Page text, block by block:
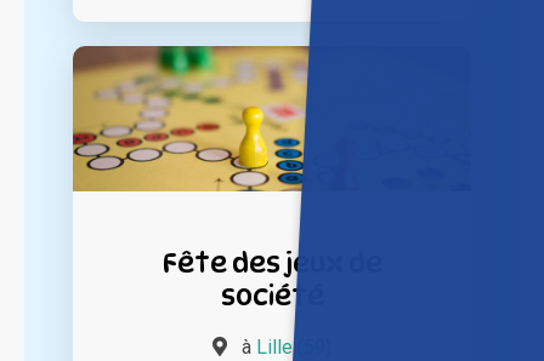
Fête des jeux de
société
à Lille (59)